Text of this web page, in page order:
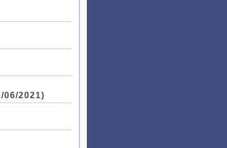
06/2021)